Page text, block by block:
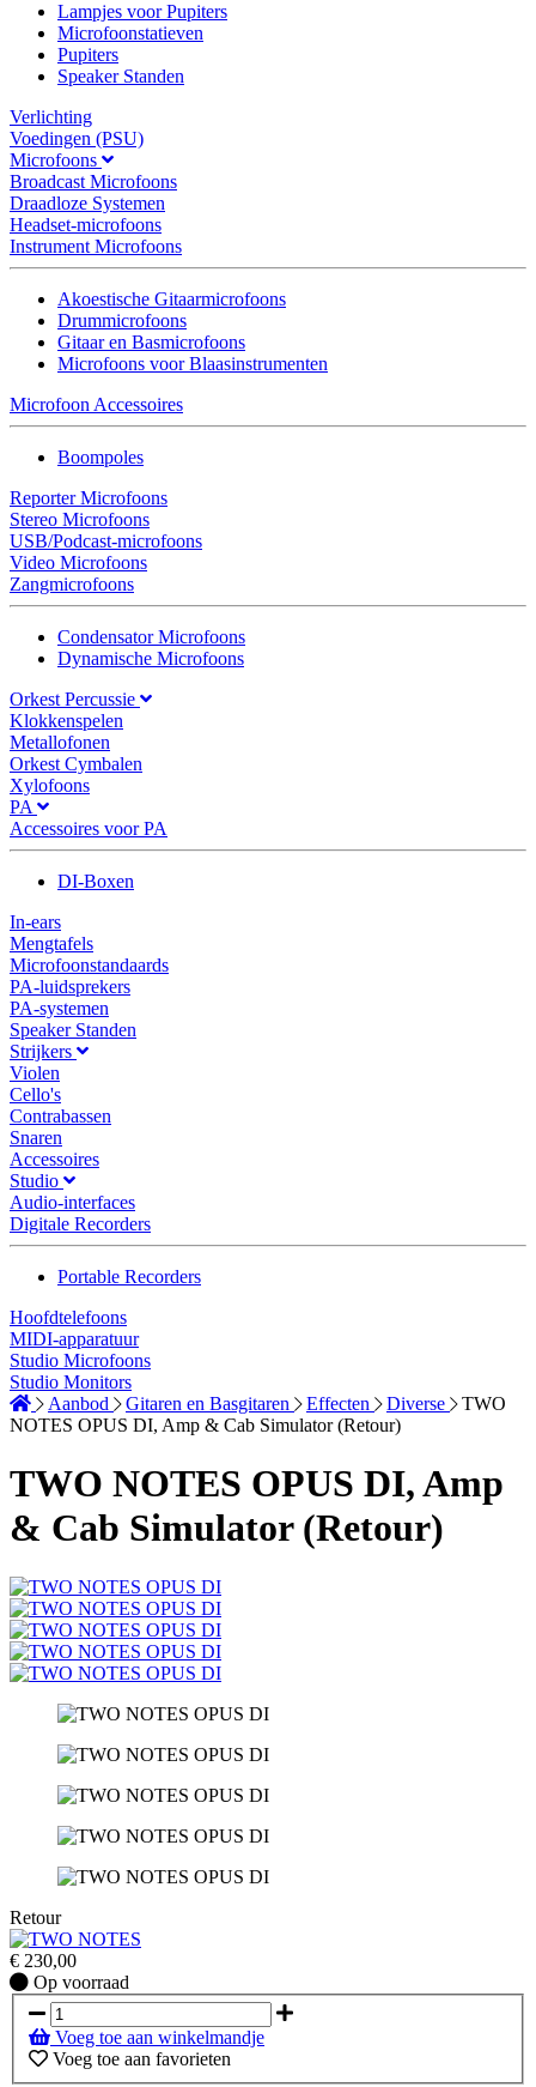
Lampjes voor Pupiters
Microfoonstatieven
Pupiters
Speaker Standen
Verlichting
Voedingen (PSU)
Microfoons
Broadcast Microfoons
Draadloze Systemen
Headset-microfoons
Instrument Microfoons
Akoestische Gitaarmicrofoons
Drummicrofoons
Gitaar en Basmicrofoons
Microfoons voor Blaasinstrumenten
Microfoon Accessoires
Boompoles
Reporter Microfoons
Stereo Microfoons
USB/Podcast-microfoons
Video Microfoons
Zangmicrofoons
Condensator Microfoons
Dynamische Microfoons
Orkest Percussie
Klokkenspelen
Metallofonen
Orkest Cymbalen
Xylofoons
PA
Accessoires voor PA
DI-Boxen
In-ears
Mengtafels
Microfoonstandaards
PA-luidsprekers
PA-systemen
Speaker Standen
Strijkers
Violen
Cello's
Contrabassen
Snaren
Accessoires
Studio
Audio-interfaces
Digitale Recorders
Portable Recorders
Hoofdtelefoons
MIDI-apparatuur
Studio Microfoons
Studio Monitors
Aanbod
Gitaren en Basgitaren Effecten Diverse
TWO
NOTES OPUS DI, Amp & Cab Simulator (Retour)
TWO NOTES OPUS DI, Amp
& Cab Simulator (Retour)
Retour
€ 230,00
Op
voorraad
Op voorraad
Voeg toe aan winkelmandje
Voeg toe aan favorieten